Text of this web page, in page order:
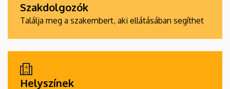
Szakdolgozók
Találja meg a szakembert, aki ellátásában segíthet
Helyszínek